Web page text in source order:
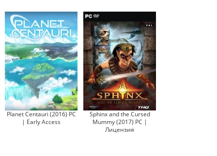
Planet Centauri (2016) PC
| Early Access
Sphinx and the Cursed
Mummy (2017) PC |
Лицензия